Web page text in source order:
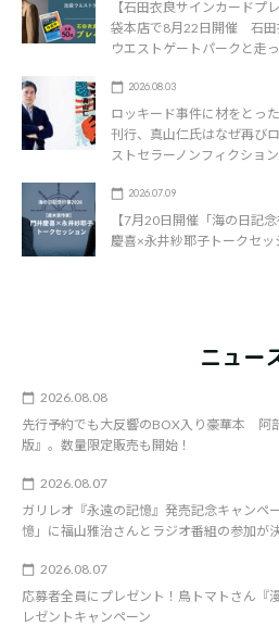
【石田衣良サインカード
袋本店で8月22日開催 石田
ウエストゲートパークと走っ
2026.08.03
ロッキード事件に材をとっ
刊行、真山仁氏はなぜ再び
ストセラーノンフィクショ
2026.07.09
【7月20日開催「海の日記
慶喜×永井紗耶子トークセッ
ニュー
2026.08.08
先行予約でも大反響のBOX入り豪華本
版』。数量限定販売も開始！
2026.08.07
ガリレオ『永遠の記憶』発売記念キャンペ
憶」に福山雅治さんとラジオ番組の参加が
2026.08.07
応募者全員にプレゼント！鳥トマトさん『
レゼントキャンペーン